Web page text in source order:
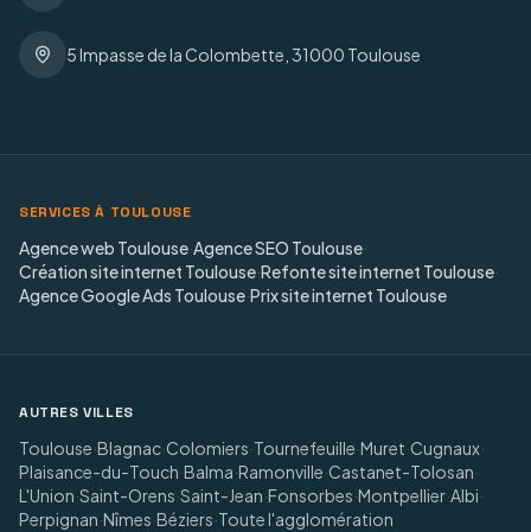
5 Impasse de la Colombette, 31000 Toulouse
SERVICES À TOULOUSE
Agence web Toulouse·Agence SEO Toulouse·
Création site internet Toulouse·Refonte site internet Toulouse·
Agence Google Ads Toulouse·Prix site internet Toulouse
AUTRES VILLES
Toulouse·Blagnac·Colomiers·Tournefeuille·Muret·Cugnaux·
Plaisance-du-Touch·Balma·Ramonville·Castanet-Tolosan·
L'Union·Saint-Orens·Saint-Jean·Fonsorbes·Montpellier·Albi·
Perpignan·Nîmes·Béziers·Toute l'agglomération